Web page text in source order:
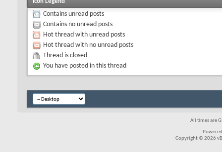
Contains unread posts
Contains no unread posts
Hot thread with unread posts
Hot thread with no unread posts
Thread is closed
You have posted in this thread
All times are
Copyright © 2026